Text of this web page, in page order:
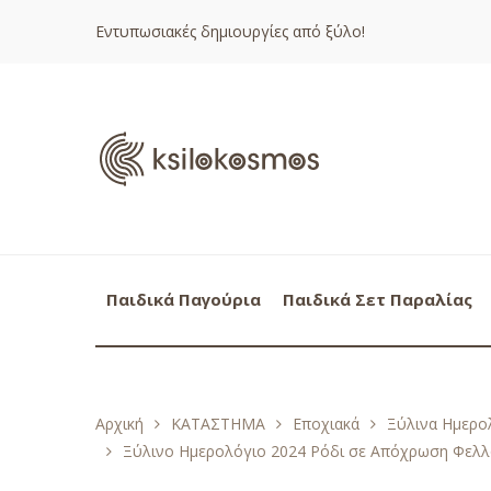
Εντυπωσιακές δημιουργίες από ξύλο!
Παιδικά Παγούρια Παιδικά Σετ Παραλίας
Αρχική ΚΑΤΑΣΤΗΜΑ Εποχιακά
Ξύλινα
Ξύλινο Ημερολόγιο 2024 Ρόδι σε Απόχρωση